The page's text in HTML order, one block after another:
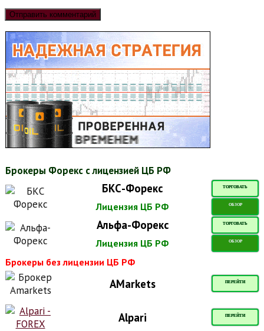
Брокеры Форекс с лицензией ЦБ РФ
БКС-Форекс ТОРГОВАТЬ
Лицензия ЦБ РФ ОБЗОР
Альфа-Форекс ТОРГОВАТЬ
Лицензия ЦБ РФ ОБЗОР
Брокеры без лицензии ЦБ РФ
AMarkets ПЕРЕЙТИ
Alpari ПЕРЕЙТИ